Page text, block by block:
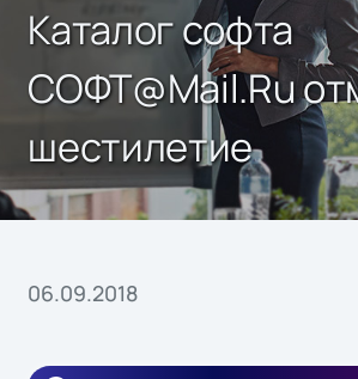
Каталог софта
СОФТ@Mail.Ru
шестилетие
06.09.2018